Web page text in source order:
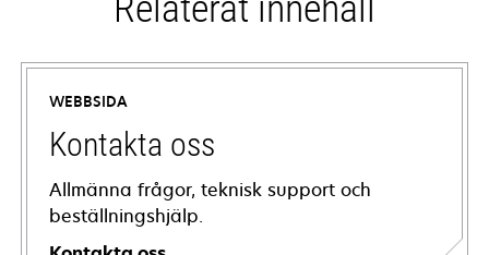
WEBBSIDA
Kontakta oss
Allmänna frågor, teknisk support och
beställningshjälp.